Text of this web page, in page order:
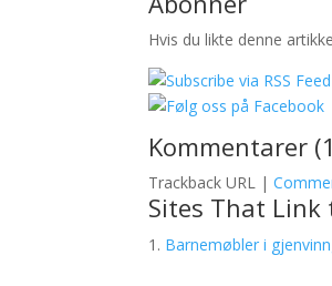
Hvis du likte denne
Kommentarer
Trackback URL |
Sites That Link
Barnemøbler i